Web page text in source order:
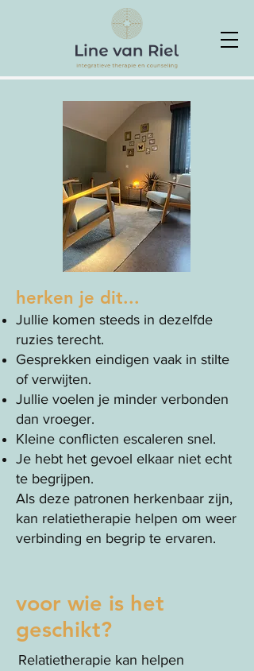
herken je dit...
Jullie komen steeds in dezelfde
ruzies terecht.
Gesprekken eindigen vaak in stilte
of verwijten.
Jullie voelen je minder verbonden
dan vroeger.
Kleine conflicten escaleren snel.
Je hebt het gevoel elkaar niet echt
te begrijpen.
Als deze patronen herkenbaar zijn,
kan relatietherapie helpen om weer
verbinding en begrip te ervaren.
voor wie is het
geschikt?
Relatietherapie kan helpen